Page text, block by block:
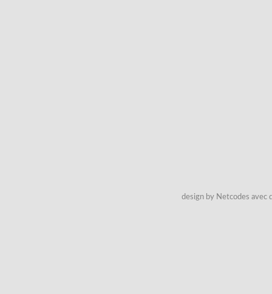
design by Netcodes avec